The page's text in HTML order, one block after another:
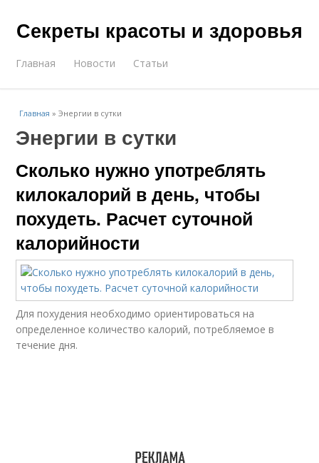
Секреты красоты и здоровья
Главная Новости Статьи
Главная »Энергии в сутки
Энергии в сутки
Сколько нужно употреблять
килокалорий в день, чтобы
похудеть. Расчет суточной
калорийности
Для похудения необходимо ориентироваться на
определенное количество калорий, потребляемое в
течение дня.